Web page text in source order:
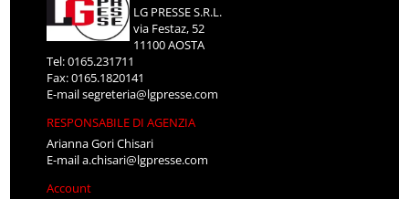
LG PRESSE S.R.L.
via Festaz, 52
11100 AOSTA
Tel: 0165.231711
Fax: 0165.1820141
E-mailsegreteria@lgpresse.com
RESPONSABILE DI AGENZIA
Arianna Gori Chisari
E-maila.chisari@lgpresse.com
Account